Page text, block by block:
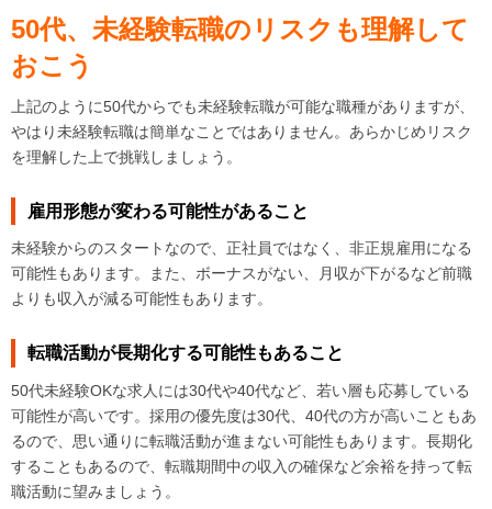
50代、未経験転職のリスクも理解して
おこう
上記のように50代からでも未経験転職が可能な職種がありますが、
やはり未経験転職は簡単なことではありません。あらかじめリスク
を理解した上で挑戦しましょう。
雇用形態が変わる可能性があること
未経験からのスタートなので、正社員ではなく、非正規雇用になる
可能性もあります。また、ボーナスがない、月収が下がるなど前職
よりも収入が減る可能性もあります。
転職活動が長期化する可能性もあること
50代未経験OKな求人には30代や40代など、若い層も応募している
可能性が高いです。採用の優先度は30代、40代の方が高いこともあ
るので、思い通りに転職活動が進まない可能性もあります。長期化
することもあるので、転職期間中の収入の確保など余裕を持って転
職活動に望みましょう。